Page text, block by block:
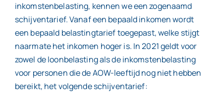
inkomstenbelasting, kennen we een zogenaamd
schijventarief. Vanaf een bepaald inkomen wordt
een bepaald belastingtarief toegepast, welke stijgt
naarmate het inkomen hoger is. In 2021 geldt voor
zowel de loonbelasting als de inkomstenbelasting
voor personen die de AOW-leeftijd nog niet hebben
bereikt, het volgende schijventarief: